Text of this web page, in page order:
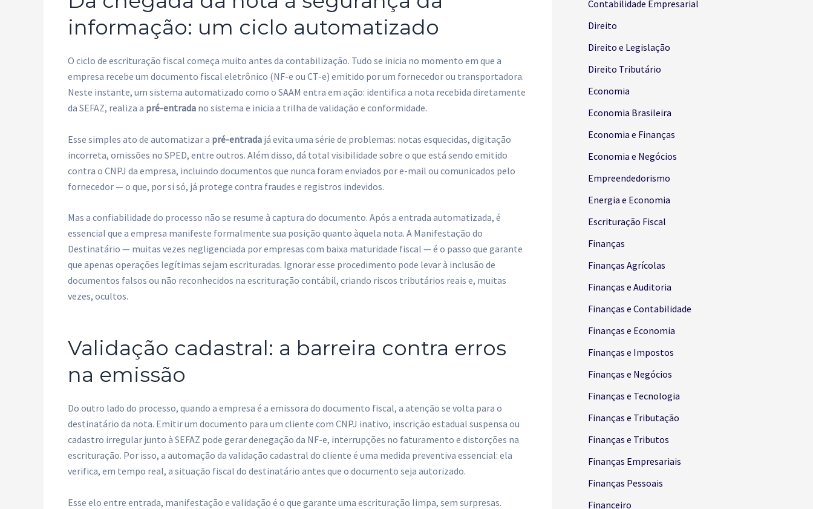
informação: um ciclo automatizado
O ciclo de escrituração fiscal começa muito antes da contabilização. Tudo se inicia no momento em que a
empresa recebe um documento fiscal eletrônico (NF-e ou CT-e) emitido por um fornecedor ou transportadora.
Neste instante, um sistema automatizado como o SAAM entra em ação: identifica a nota recebida diretamente
da SEFAZ, realiza a pré-entrada no sistema e inicia a trilha de validação e conformidade.
Esse simples ato de automatizar a pré-entrada já evita uma série de problemas: notas esquecidas, digitação
incorreta, omissões no SPED, entre outros. Além disso, dá total visibilidade sobre o que está sendo emitido
contra o CNPJ da empresa, incluindo documentos que nunca foram enviados por e-mail ou comunicados pelo
fornecedor — o que, por si só, já protege contra fraudes e registros indevidos.
Mas a confiabilidade do processo não se resume à captura do documento. Após a entrada automatizada, é
essencial que a empresa manifeste formalmente sua posição quanto àquela nota. A Manifestação do
Destinatário — muitas vezes negligenciada por empresas com baixa maturidade fiscal — é o passo que garante
que apenas operações legítimas sejam escrituradas. Ignorar esse procedimento pode levar à inclusão de
documentos falsos ou não reconhecidos na escrituração contábil, criando riscos tributários reais e, muitas
vezes, ocultos.
Validação cadastral: a barreira contra erros
na emissão
Do outro lado do processo, quando a empresa é a emissora do documento fiscal, a atenção se volta para o
destinatário da nota. Emitir um documento para um cliente com CNPJ inativo, inscrição estadual suspensa ou
cadastro irregular junto à SEFAZ pode gerar denegação da NF-e, interrupções no faturamento e distorções na
escrituração. Por isso, a automação da validação cadastral do cliente é uma medida preventiva essencial: ela
verifica, em tempo real, a situação fiscal do destinatário antes que o documento seja autorizado.
Esse elo entre entrada, manifestação e validação é o que garante uma escrituração limpa, sem surpresas.
Contabilidade Empresarial
Direito
Direito e Legislação
Direito Tributário
Economia
Economia Brasileira
Economia e Finanças
Economia e Negócios
Empreendedorismo
Energia e Economia
Escrituração Fiscal
Finanças
Finanças Agrícolas
Finanças e Auditoria
Finanças e Contabilidade
Finanças e Economia
Finanças e Impostos
Finanças e Negócios
Finanças e Tecnologia
Finanças e Tributação
Finanças e Tributos
Finanças Empresariais
Finanças Pessoais
Financeiro